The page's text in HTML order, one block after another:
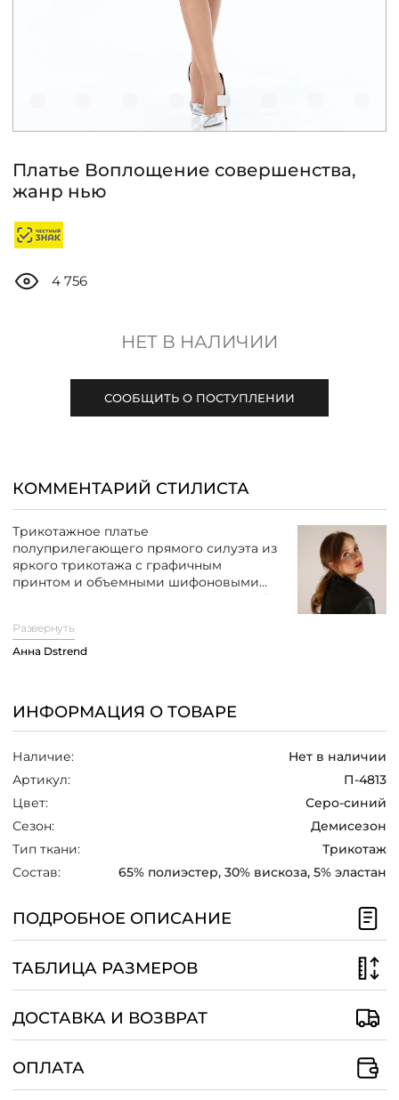
ЧАСТО ЗАДАВАЕМЫЕ ВОПРОСЫ
РОЗНИЧНЫМ ПОКУПАТЕЛЯМ
ДОСТАВКА
ТАБЛИЦА РАЗМЕРОВ
+7 (800) 511-35-10
MANAGER@DSTREND.RU
ЗАКАЗАТЬ ЗВОНОК
Платье Воплощение совершенства,
жанр нью
4 756
НЕТ В НАЛИЧИИ
СООБЩИТЬ О ПОСТУПЛЕНИИ
КОММЕНТАРИЙ СТИЛИСТА
Трикотажное платье
полуприлегающего прямого силуэта из
яркого трикотажа с графичным
принтом и объемными шифоновыми
рукавами на манжетах — это стильный
который легко становится
центральным акцентом образа. Яркий
Это платье прекрасно сочетается с
нейтральной обувью, чтобы
нарядного образа подойдут туфли-
лодочки или босоножки на каблуке. В
повседневной интерпретации платье
можно носить с кроссовками или
лоферами, создавая стильный и
удобный лук.
Развернуть
Анна Dstrend
ИНФОРМАЦИЯ О ТОВАРЕ
Наличие:
Нет в наличии
Артикул:
П-4813
Цвет:
Серо-синий
Сезон:
Демисезон
Тип ткани:
Трикотаж
Состав:
65% полиэстер, 30% вискоза, 5% эластан
ПОДРОБНОЕ ОПИСАНИЕ
ТАБЛИЦА РАЗМЕРОВ
ДОСТАВКА И ВОЗВРАТ
ОПЛАТА